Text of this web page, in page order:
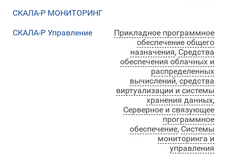
СКАЛА-Р МОНИТОРИНГ
СКАЛА-Р Управление
Прикладное программное
обеспечение общего
назначения, Средства
обеспечения облачных и
распределенных
вычислений, средства
виртуализации и системы
хранения данных,
Серверное и связующее
программное
обеспечение, Системы
мониторинга и
управления